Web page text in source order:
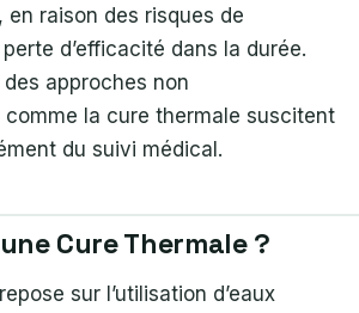
raison des risques de
d’efficacité dans la durée.
approches non
la cure thermale suscitent
du suivi médical.
Cure Thermale ?
repose sur l’utilisation d’eaux